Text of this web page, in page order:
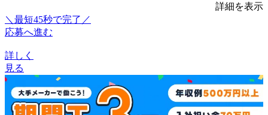
詳細を表示
＼最短45秒で完了／
応募へ進む
詳しく
見る